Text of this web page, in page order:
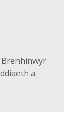
Brenhinwyr
a